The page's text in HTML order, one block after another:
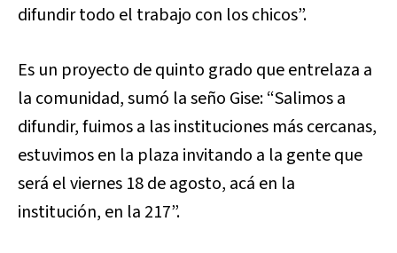
difundir todo el trabajo con los chicos”.
Es un proyecto de quinto grado que entrelaza a
la comunidad, sumó la seño Gise: “Salimos a
difundir, fuimos a las instituciones más cercanas,
estuvimos en la plaza invitando a la gente que
será el viernes 18 de agosto, acá en la
institución, en la 217”.